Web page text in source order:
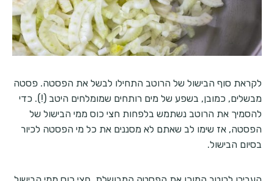
לקראת סוף הבישול של הרוטב התחילו לבשל את הפסטה. פסטה
מבשלים, כמובן, בשפע של מים רותחים שמומלחים היטב (!). כדי
להסמיך את הרוטב נשתמש בלפחות חצי כוס ממי הבישול של
הפסטה, אז שימו לב שאתם לא מסננים את כל מי הפסטה לכיור
בסיום הבישול.